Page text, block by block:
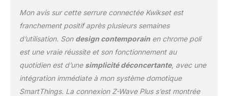
permet de remettre votre
quelques secondes.
Mon avis sur cette serrure connectée Kwikset est
franchement positif après plusieurs semaines
d’utilisation. Son design contemporainen chrome poli
est une vraie réussite et son fonctionnement au
quotidien est d’une simplicité déconcertante, avec une
intégration immédiate à mon système domotique
SmartThings. La connexion Z-Wave Plus s’est montrée